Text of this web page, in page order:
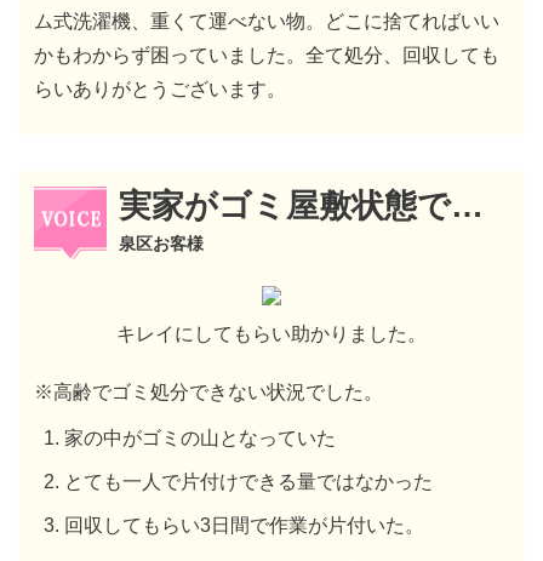
ム式洗濯機、重くて運べない物。どこに捨てればいい
かもわからず困っていました。全て処分、回収しても
らいありがとうございます。
実家がゴミ屋敷状態で…
泉区お客様
キレイにしてもらい助かりました。
※高齢でゴミ処分できない状況でした。
家の中がゴミの山となっていた
とても一人で片付けできる量ではなかった
回収してもらい3日間で作業が片付いた。